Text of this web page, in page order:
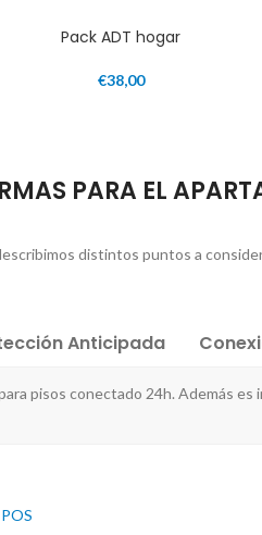
Pack ADT hogar
€38,00
PARA EL
distintos puntos a
Anticipada
pisos conectado 24h. Además